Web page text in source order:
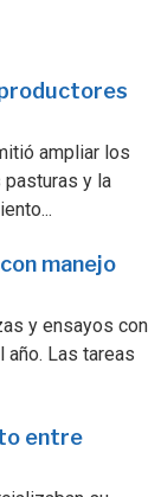
ampliar los
pasturas y la
manejo
y ensayos con
Las tareas
entre